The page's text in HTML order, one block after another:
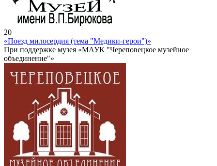
20
«Поезд милосердия (тема "Медики-герои")»
При поддержке музея «МАУК "Череповецкое музейное
объединение"»